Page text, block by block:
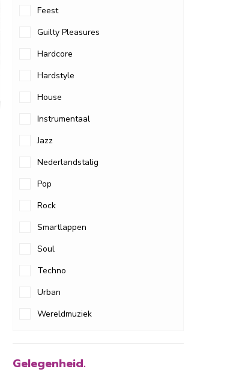
Feest
Guilty Pleasures
Hardcore
Hardstyle
House
Instrumentaal
Jazz
Nederlandstalig
Pop
Rock
Smartlappen
Soul
Techno
Urban
Wereldmuziek
Gelegenheid.